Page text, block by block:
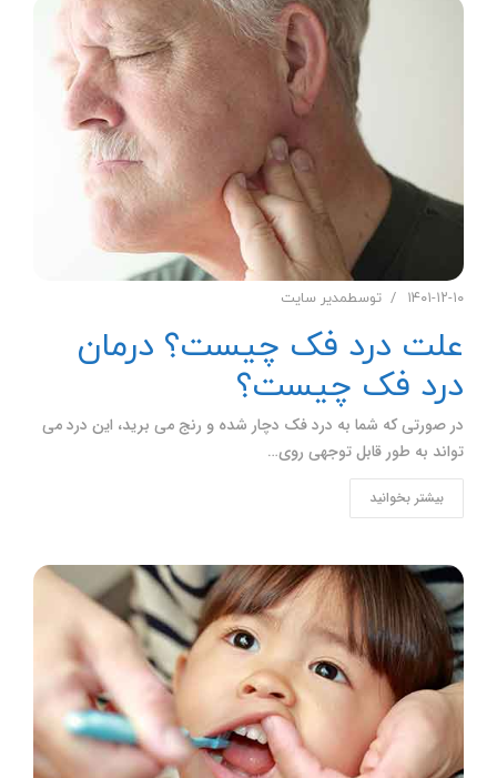
۱۴۰۱-۱۲-۱۰ توسطمدیر سایت
علت درد فک چیست؟ درمان
درد فک چیست؟
در صورتی که شما به درد فک دچار شده و رنج می برید، این درد می
تواند به طور قابل توجهی روی…
بیشتر بخوانید